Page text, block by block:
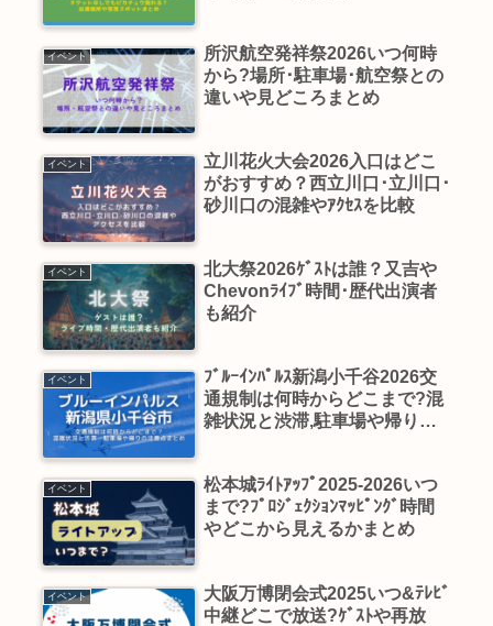
イベント
所沢航空発祥祭2026いつ何時
から?場所･駐車場･航空祭との
違いや見どころまとめ
イベント
立川花火大会2026入口はどこ
がおすすめ？西立川口･立川口･
砂川口の混雑やｱｸｾｽを比較
イベント
北大祭2026ｹﾞｽﾄは誰？又吉や
Chevonﾗｲﾌﾞ時間･歴代出演者
も紹介
イベント
ﾌﾞﾙｰｲﾝﾊﾟﾙｽ新潟小千谷2026交
通規制は何時からどこまで?混
雑状況と渋滞,駐車場や帰りの
イベント
松本城ﾗｲﾄｱｯﾌﾟ2025-2026いつ
まで?ﾌﾟﾛｼﾞｪｸｼｮﾝﾏｯﾋﾟﾝｸﾞ時間
やどこから見えるかまとめ
イベント
大阪万博閉会式2025いつ&ﾃﾚﾋﾞ
中継どこで放送?ｹﾞｽﾄや再放